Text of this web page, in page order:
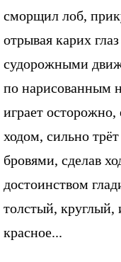
сморщил лоб,
отрывая карих
судорожными
по нарисованным
играет
ходом, сильно
бровями, сделав
достоинством
толстый, круглый,
красное...